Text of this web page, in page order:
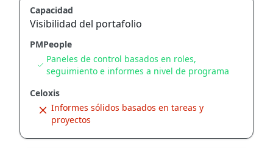
Capacidad
Visibilidad del portafolio
PMPeople
Paneles de control basados ​​en roles,
seguimiento e informes a nivel de programa
Celoxis
Informes sólidos basados ​​en tareas y
proyectos